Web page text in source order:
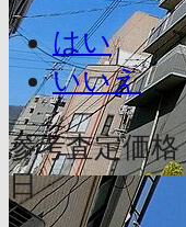
はい
いいえ
参考査定価格
日